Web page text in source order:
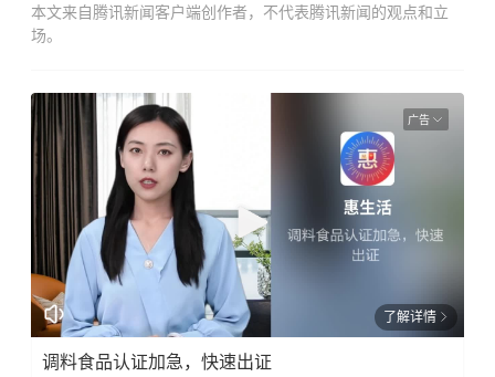
本文来自腾讯新闻客户端创作者，不代表腾讯新闻的观点和立
场。
广告
了解详情
调料食品认证加急，快速出证